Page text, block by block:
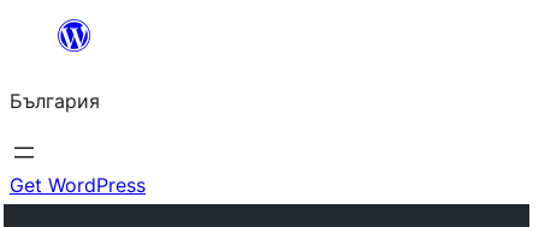
България
Get WordPress